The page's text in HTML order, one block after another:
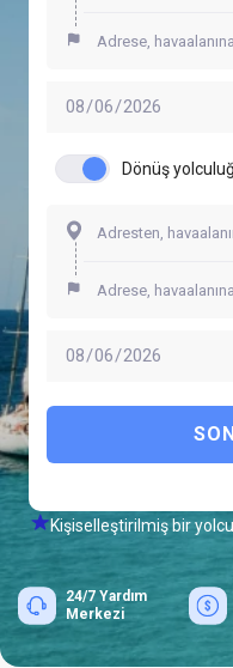
Dönüş
Kişiselleştirilmiş bir
24/7 Yardım
Merkezi